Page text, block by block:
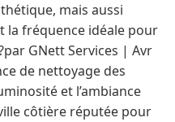
mais aussi
la fréquence idéale pour
GNett Services | Avr
de nettoyage des
et l’ambiance
côtière réputée pour